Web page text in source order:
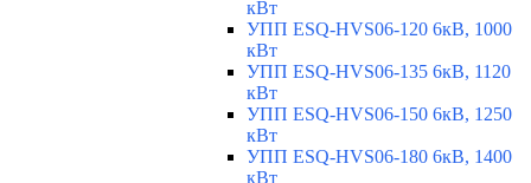
кВт
УПП ESQ-HVS06-120 6кВ, 1000
кВт
УПП ESQ-HVS06-135 6кВ, 1120
кВт
УПП ESQ-HVS06-150 6кВ, 1250
кВт
УПП ESQ-HVS06-180 6кВ, 1400
кВт